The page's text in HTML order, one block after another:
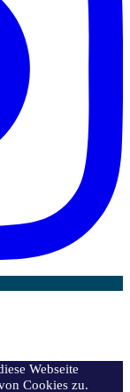
Webseite
Cookies zu.